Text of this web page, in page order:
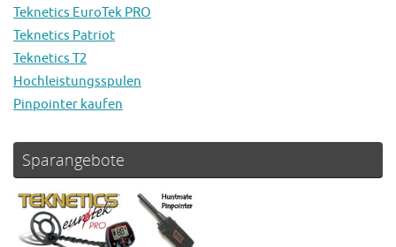
Teknetics EuroTek PRO
Teknetics Patriot
Teknetics T2
Hochleistungsspulen
Pinpointer kaufen
Sparangebote